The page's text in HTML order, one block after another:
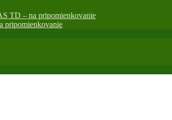
TD – na pripomienkovanie
pripomienkovanie